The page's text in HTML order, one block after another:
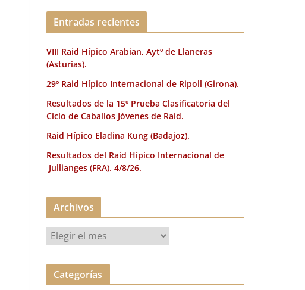
Entradas recientes
VIII Raid Hípico Arabian, Aytº de Llaneras
(Asturias).
29º Raid Hípico Internacional de Ripoll (Girona).
Resultados de la 15º Prueba Clasificatoria del
Ciclo de Caballos Jóvenes de Raid.
Raid Hípico Eladina Kung (Badajoz).
Resultados del Raid Hípico Internacional de
Jullianges (FRA). 4/8/26.
Archivos
r
c
Categorías